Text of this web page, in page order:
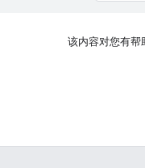
该内容对您有帮